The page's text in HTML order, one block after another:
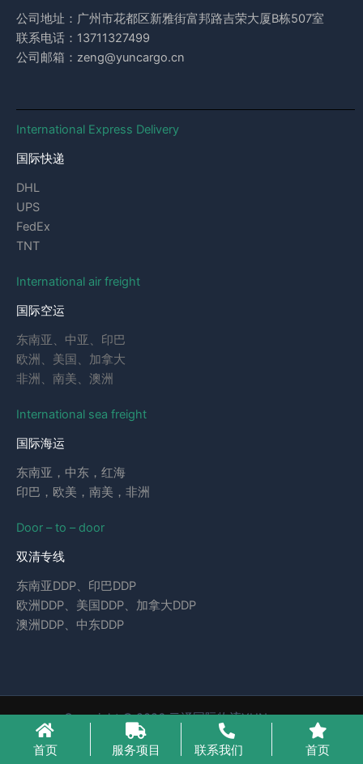
公司地址：广州市花都区新雅街富邦路吉荣大厦B栋507室
联系电话：13711327499
公司邮箱：zeng@yuncargo.cn
International Express Delivery
国际快递
DHL
UPS
FedEx
TNT
International air freight
国际空运
东南亚、中亚、印巴
欧洲、美国、加拿大
非洲、南美、澳洲
International sea freight
国际海运
东南亚，中东，红海
印巴，欧美，南美，非洲
Door – to – door
双清专线
东南亚DDP、印巴DDP
欧洲DDP、美国DDP、加拿大DDP
澳洲DDP、中东DDP
Copyright © 2026 云泽国际物流YUNcargo
粤ICP备2023046221号-1
首页 服务项目 联系我们 首页